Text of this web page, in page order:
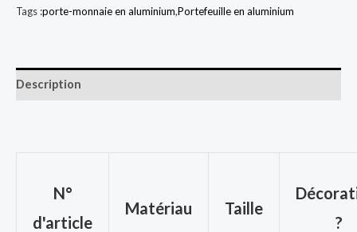
Tags :porte-monnaie en aluminium,Portefeuille en aluminium
Description
N°
d'article
Matériau Taille
?